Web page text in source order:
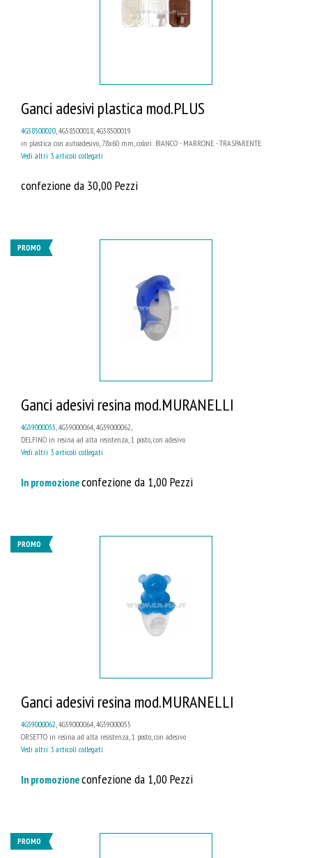
Ganci adesivi plastica mod.PLUS
4G58500020 , 4G58500018, 4G58500019
in plastica con autoadesivo, 78x60 mm, colori: BIANCO - MARRONE - TRASPARENTE
Vedi altri 3 articoli collegati
confezione da 30,00 Pezzi
PROMO
Ganci adesivi resina mod.MURANELLI
4G59000055, 4G59000064, 4G59000062,
DELFINO in resina ad alta resistenza, 1 posto, con adesivo
Vedi altri 3 articoli collegati
In promozioneconfezione da 1,00 Pezzi
PROMO
Ganci adesivi resina mod.MURANELLI
4G59000062 , 4G59000064, 4G59000055
ORSETTO in resina ad alta resistenza, 1 posto, con adesivo
Vedi altri 3 articoli collegati
In promozioneconfezione da 1,00 Pezzi
PROMO